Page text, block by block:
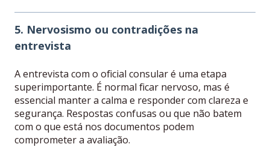
5. Nervosismo ou contradições na
entrevista
A entrevista com o oficial consular é uma etapa
superimportante. É normal ficar nervoso, mas é
essencial manter a calma e responder com clareza e
segurança. Respostas confusas ou que não batem
com o que está nos documentos podem
comprometer a avaliação.